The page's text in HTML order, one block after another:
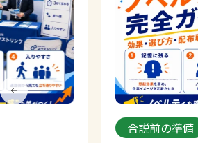
合説前の準備